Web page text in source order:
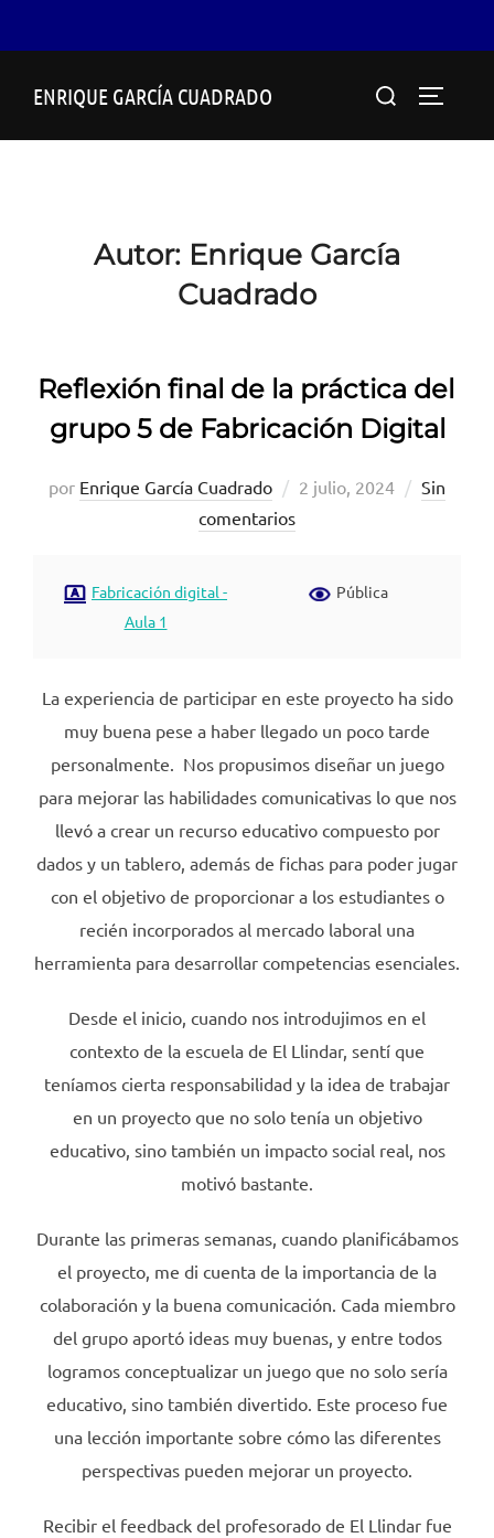
ENRIQUE GARCÍA CUADRADO Buscar:
Autor: Enrique García
Cuadrado
Reflexión final de la práctica del
grupo 5 de Fabricación Digital
por Enrique García Cuadrado
Publicado
2 julio, 2024
Sin
comentarios
Fabricación digital -
Aula 1
Pública
La experiencia de participar en este proyecto ha sido
muy buena pese a haber llegado un poco tarde
personalmente. Nos propusimos diseñar un juego
para mejorar las habilidades comunicativas lo que nos
llevó a crear un recurso educativo compuesto por
dados y un tablero, además de fichas para poder jugar
con el objetivo de proporcionar a los estudiantes o
recién incorporados al mercado laboral una
herramienta para desarrollar competencias esenciales.
Desde el inicio, cuando nos introdujimos en el
contexto de la escuela de El Llindar, sentí que
teníamos cierta responsabilidad y la idea de trabajar
en un proyecto que no solo tenía un objetivo
educativo, sino también un impacto social real, nos
motivó bastante.
Durante las primeras semanas, cuando planificábamos
el proyecto, me di cuenta de la importancia de la
colaboración y la buena comunicación. Cada miembro
del grupo aportó ideas muy buenas, y entre todos
logramos conceptualizar un juego que no solo sería
educativo, sino también divertido. Este proceso fue
una lección importante sobre cómo las diferentes
perspectivas pueden mejorar un proyecto.
Recibir el feedback del profesorado de El Llindar fue